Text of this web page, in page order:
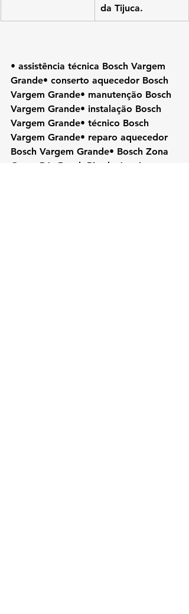
da Tijuca.
• assistência técnica Bosch Vargem
Grande• conserto aquecedor Bosch
Vargem Grande• manutenção Bosch
Vargem Grande• instalação Bosch
Vargem Grande• técnico Bosch
Vargem Grande• reparo aquecedor
Bosch Vargem Grande• Bosch Zona
Oeste RJ• Bosch Rio de Janeiro•